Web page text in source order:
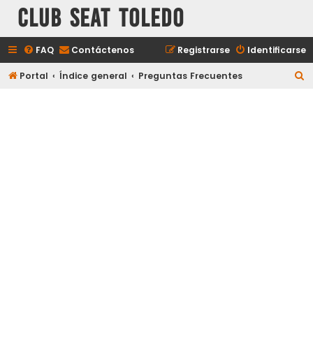
Club Seat Toledo
FAQ Contáctenos Identificarse
Registrarse
Portal Índice general Preguntas Frecuentes